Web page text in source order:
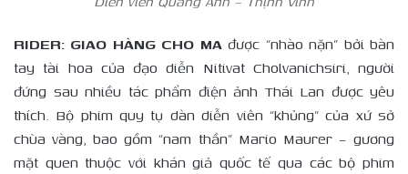
RIDER: GIAO HÀNG CHO MAđược “nhào nặn” bởi bàn
tay tài hoa của đạo diễn Nitivat Cholvanichsiri, người
đứng sau nhiều tác phẩm điện ảnh Thái Lan được yêu
thích. Bộ phim quy tụ dàn diễn viên “khủng” của xứ sở
chùa vàng, bao gồm “nam thần” Mario Maurer – gương
mặt quen thuộc với khán giả quốc tế qua các bộ phim